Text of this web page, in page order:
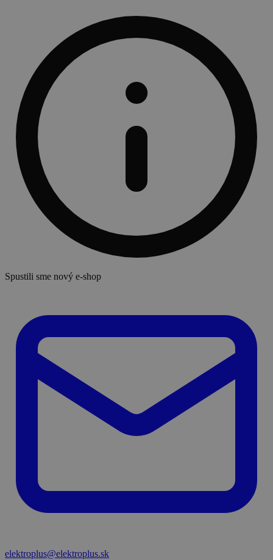
Spustili sme nový e-shop
elektroplus@elektroplus.sk